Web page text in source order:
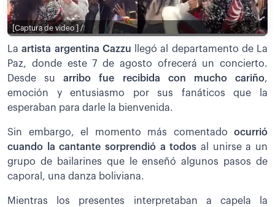
[Captura de video ] /
Laartista argentina Cazzu
llegó al departamento de La
Paz, donde este 7 de agosto ofrecerá un concierto.
Desde suarribo fue recibida con mucho cariño,
emoción y entusiasmo por sus fanáticos que la
esperaban para darle la bienvenida.
Sin embargo, el momento más comentado ocurrió
cuando la cantante sorprendió a todos al unirse a un
grupo de bailarines que le enseñó algunos pasos de
caporal, una danza boliviana.
Mientras los presentes interpretaban a capela la